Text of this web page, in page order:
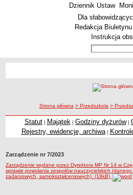
Dziennik Ustaw
Menu dodatkowe
Dla
Redakcja Biuletynu
Instrukcja
Zespoły Szkół
Techniczne Zakłady Naukowe
Przedszkola Miejskie
ARCHIWUM SZKÓŁ I PLACÓWEK
Zlikwidowane gimnazja
ścieżka nawigacji
Strona główna > Przedszkola >
Statut| Majątek | Godziny dyżurów|
Rejestry, ewidencje, archiwa|
Zarządzenie nr 7/2023
Zarządzenie wydane przez Dyrektora MP Nr 14 w
sprawie powołania zespołów nauczycielskich
zadaniowych, samokształceniowych). (18kB)